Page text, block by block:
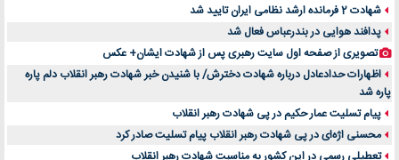
شهادت 2 فرمانده ارشد نظامی ایران تایید شد
پدافند هوایی در بندرعباس فعال شد
تصویری از صفحه اول سایت رهبری پس از شهادت ایشان+ عکس
اظهارات حدادعادل درباره شهادت دخترش/ با شنیدن خبر شهادت رهبر انقلاب دلم پاره
پاره شد
پیام تسلیت عمار حکیم در پی شهادت رهبر انقلاب
محسنی اژه‌ای در پی شهادت رهبر انقلاب پیام تسلیت صادر کرد
تعطیلی رسمی در این کشور به مناسبت شهادت رهبر انقلاب